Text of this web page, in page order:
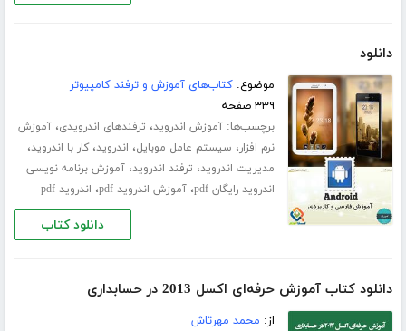
دانلود
موضوع:کتاب‌های آموزش و ترفند کامپیوتر
۳۳۹ صفحه
برچسب‌ها:آموزش اندروید، ترفندهای اندرویدی،آموزش
نرم افزار، سیستم عامل موبایل، اندروید،کار با اندروید،
مدیریت اندروید، ترفند اندروید،آموزش برنامه نویسی
اندروید رایگان pdf
،آموزش اندروید pdf ، اندروید pdf
دانلود کتاب
دانلود کتاب آموزش حرفه‌ای اکسل 2013 در حسابداری
از: محمد مهرتاش